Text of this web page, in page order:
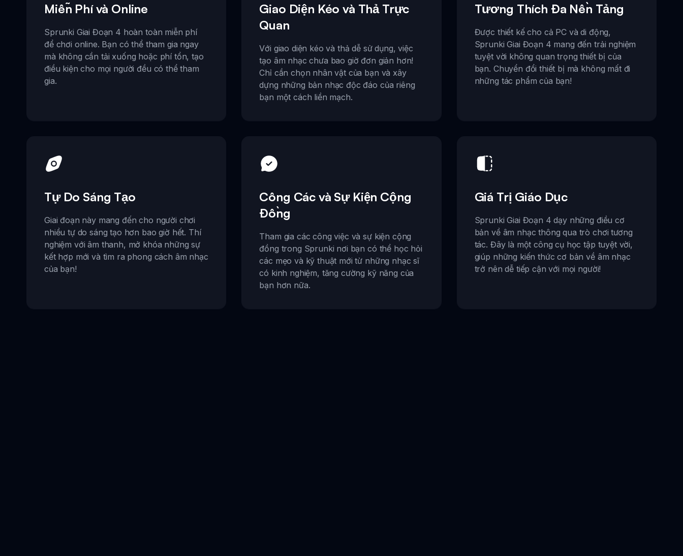
Miễn Phí và Online
Sprunki Giai Đoạn 4 hoàn toàn miễn phí
để chơi online. Bạn có thể tham gia ngay
mà không cần tải xuống hoặc phí tổn, tạo
điều kiện cho mọi người đều có thể tham
gia.
Giao Diện Kéo và Thả Trực
Quan
Với giao diện kéo và thả dễ sử dụng, việc
tạo âm nhạc chưa bao giờ đơn giản hơn!
Chỉ cần chọn nhân vật của bạn và xây
dựng những bản nhạc độc đáo của riêng
bạn một cách liền mạch.
Tương Thích Đa Nền Tảng
Được thiết kế cho cả PC và di động,
Sprunki Giai Đoạn 4 mang đến trải nghiệm
tuyệt vời không quan trọng thiết bị của
bạn. Chuyển đổi thiết bị mà không mất đi
những tác phẩm của bạn!
Tự Do Sáng Tạo
Giai đoạn này mang đến cho người chơi
nhiều tự do sáng tạo hơn bao giờ hết. Thí
nghiệm với âm thanh, mở khóa những sự
kết hợp mới và tìm ra phong cách âm nhạc
của bạn!
Công Các và Sự Kiện Cộng
Đồng
Tham gia các công việc và sự kiện cộng
đồng trong Sprunki nơi bạn có thể học hỏi
các mẹo và kỹ thuật mới từ những nhạc sĩ
có kinh nghiệm, tăng cường kỹ năng của
bạn hơn nữa.
Giá Trị Giáo Dục
Sprunki Giai Đoạn 4 dạy những điều cơ
bản về âm nhạc thông qua trò chơi tương
tác. Đây là một công cụ học tập tuyệt vời,
giúp những kiến thức cơ bản về âm nhạc
trở nên dễ tiếp cận với mọi người!